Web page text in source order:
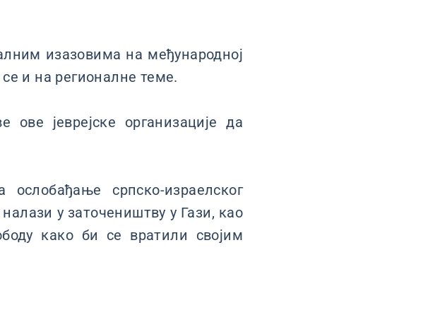
изазовима на међународној
и на регионалне теме.
јеврејске организације да
српско-израелског
у заточеништву у Гази, као
како би се вратили својим